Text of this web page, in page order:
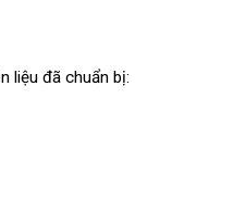
liệu đã chuẩn bị: